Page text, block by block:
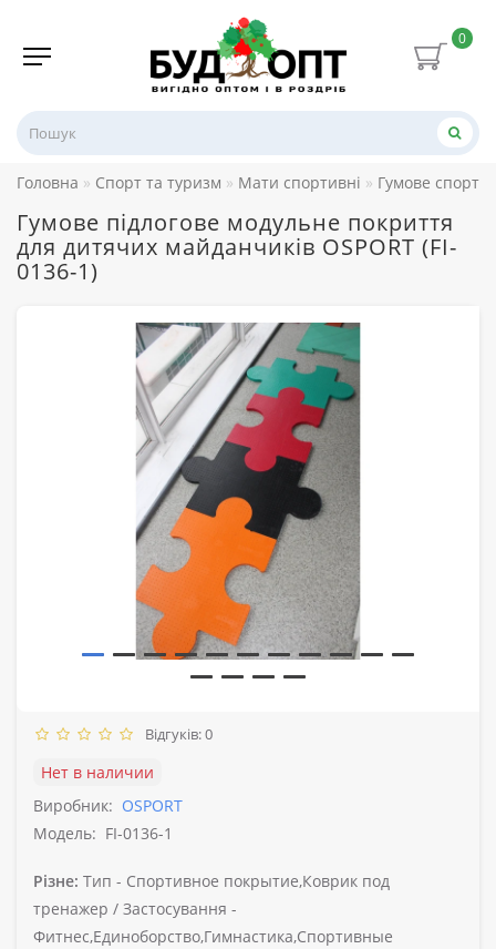
0
Головна Спорт та туризм Мати спортивні Гумове
Гумове підлогове модульне покриття
для дитячих майданчиків OSPORT (FI-
0136-1)
Відгуків: 0
Нет в наличии
Виробник: OSPORT
Модель: FI-0136-1
Різне: Тип - Спортивное покрытие,Коврик под
тренажер / Застосування -
Фитнес,Единоборство,Гимнастика,Спортивные